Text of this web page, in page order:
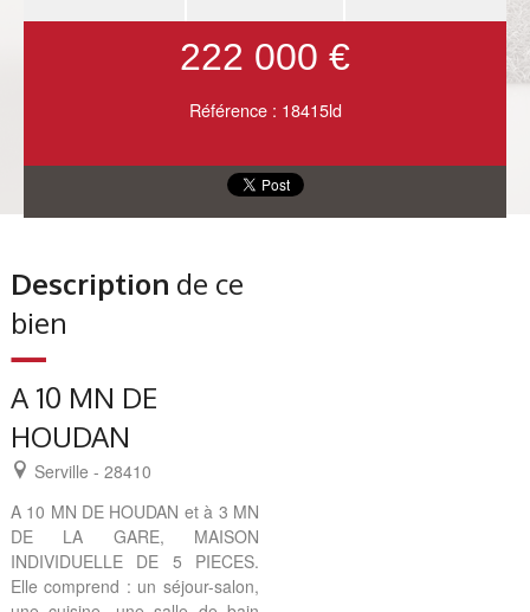
222 000 €
Référence : 18415ld
Description de ce
bien
A 10 MN DE
HOUDAN
Serville - 28410
A 10 MN DE HOUDAN et à 3 MN
DE LA GARE, MAISON
INDIVIDUELLE DE 5 PIECES.
Elle comprend : un séjour-salon,